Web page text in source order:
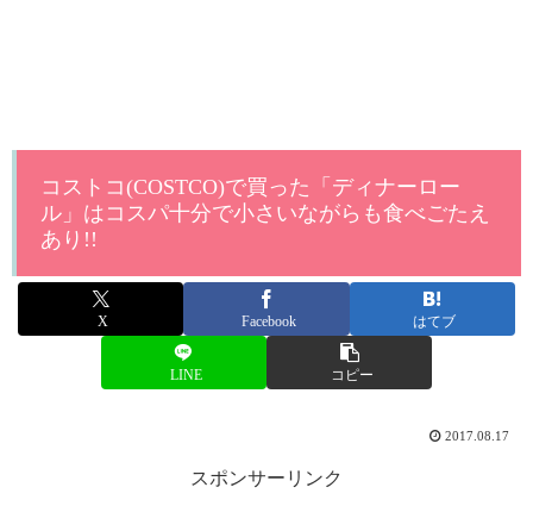
コストコ(COSTCO)で買った「ディナーロー
ル」はコスパ十分で小さいながらも食べごたえ
あり!!
X Facebook はてブ
LINE コピー
2017.08.17
スポンサーリンク